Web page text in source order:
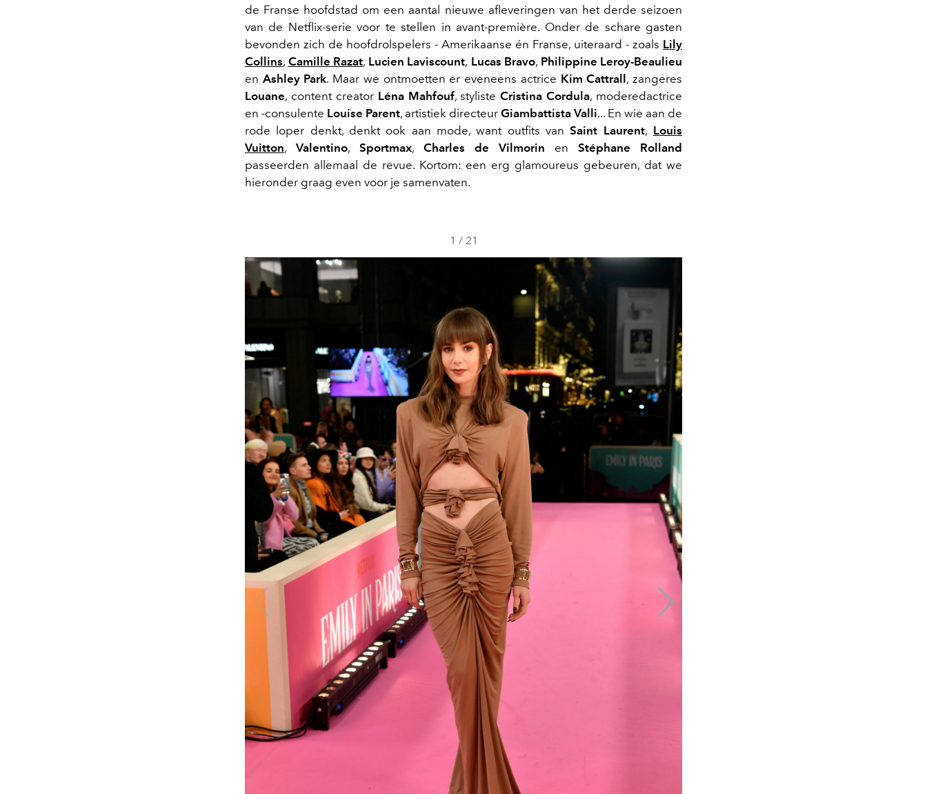
de Franse hoofdstad om een aantal nieuwe afleveringen van het derde seizoen
van de Netflix-serie voor te stellen in avant-première. Onder de schare gasten
bevonden zich de hoofdrolspelers - Amerikaanse én Franse, uiteraard - zoals Lily
Collins, Camille Razat, Lucien Laviscount, Lucas Bravo, Philippine Leroy-Beaulieu
en Ashley Park. Maar we ontmoetten er eveneens actrice Kim Cattrall, zangeres
Louane, content creator Léna Mahfouf, stylisteCristina Cordula, moderedactrice
en -consulente Louise Parent, artistiek directeur Giambattista Valli... En wie aan de
rode loper denkt, denkt ook aan mode, want outfits vanSaint Laurent, Louis
Vuitton, Valentino, Sportmax, Charles de Vilmorin en Stéphane Rolland
passeerden allemaal de revue. Kortom: een erg glamoureus gebeuren, dat we
hieronder graag even voor je samenvaten.
1 / 21